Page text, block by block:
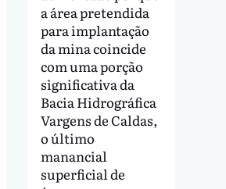
a área pretendida
para implantação
da mina coincide
com uma porção
significativa da
Bacia Hidrográfica
Vargens de Caldas,
o último
manancial
superficial de